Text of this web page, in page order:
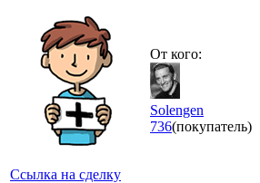
Ссылка на сделку
От кого:
Solengen
736(покупатель)